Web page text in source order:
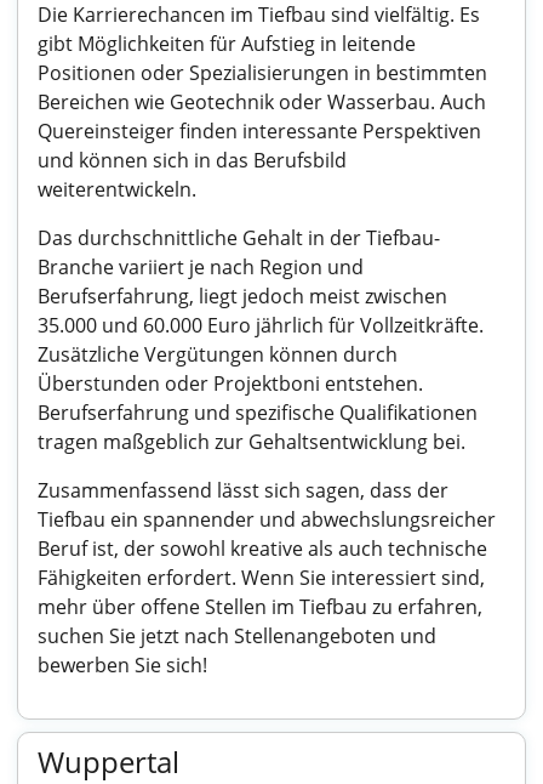
Die Karrierechancen im Tiefbau sind vielfältig. Es
gibt Möglichkeiten für Aufstieg in leitende
Positionen oder Spezialisierungen in bestimmten
Bereichen wie Geotechnik oder Wasserbau. Auch
Quereinsteiger finden interessante Perspektiven
und können sich in das Berufsbild
weiterentwickeln.
Das durchschnittliche Gehalt in der Tiefbau-
Branche variiert je nach Region und
Berufserfahrung, liegt jedoch meist zwischen
35.000 und 60.000 Euro jährlich für Vollzeitkräfte.
Zusätzliche Vergütungen können durch
Überstunden oder Projektboni entstehen.
Berufserfahrung und spezifische Qualifikationen
tragen maßgeblich zur Gehaltsentwicklung bei.
Zusammenfassend lässt sich sagen, dass der
Tiefbau ein spannender und abwechslungsreicher
Beruf ist, der sowohl kreative als auch technische
Fähigkeiten erfordert. Wenn Sie interessiert sind,
mehr über offene Stellen im Tiefbau zu erfahren,
suchen Sie jetzt nach Stellenangeboten und
bewerben Sie sich!
Wuppertal